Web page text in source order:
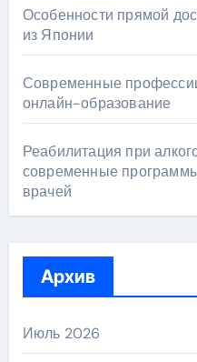
Особенности прямой
из Японии
Современные
онлайн-образование
Реабилитация при
современные
врачей
Архив
Июль 2026